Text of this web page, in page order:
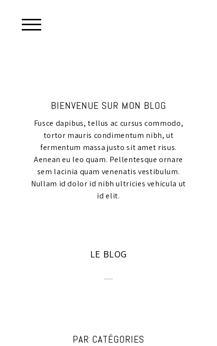
BIENVENUE SUR MON BLOG
Fusce dapibus, tellus ac cursus commodo,
tortor mauris condimentum nibh, ut
fermentum massa justo sit amet risus.
Aenean eu leo quam. Pellentesque ornare
sem lacinia quam venenatis vestibulum.
Nullam id dolor id nibh ultricies vehicula ut
id elit.
LE BLOG
PAR CATÉGORIES